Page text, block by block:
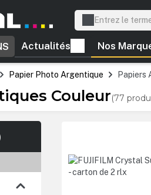
principale
Actualités Nos
Papier Photo Argentique Papiers
Couleur(77